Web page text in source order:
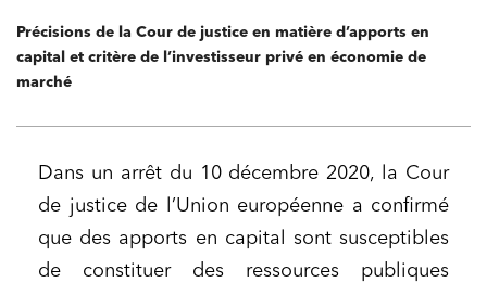
Précisions de la Cour de justice en matière d’apports en
capital et critère de l’investisseur privé en économie de
marché
Dans un arrêt du 10 décembre 2020, la Cour
de justice de l’Union européenne a confirmé
que des apports en capital sont susceptibles
de constituer des ressources publiques